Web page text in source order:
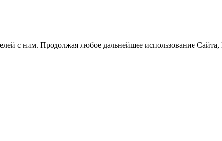
с ним. Продолжая любое дальнейшее использование